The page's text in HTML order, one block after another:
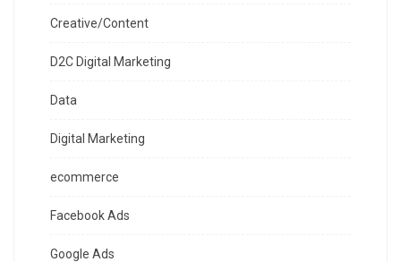
Creative/Content
D2C Digital Marketing
Data
Digital Marketing
ecommerce
Facebook Ads
Google Ads